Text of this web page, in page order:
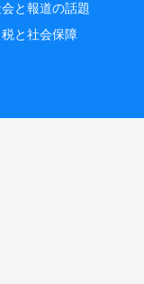
と報道の話題
税と社会保障